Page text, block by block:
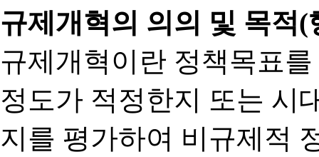
규제개혁의 의의 및 목적
규제개혁이란 정책목표
정도가 적정한지 또는 시
지를 평가하여 비규제적